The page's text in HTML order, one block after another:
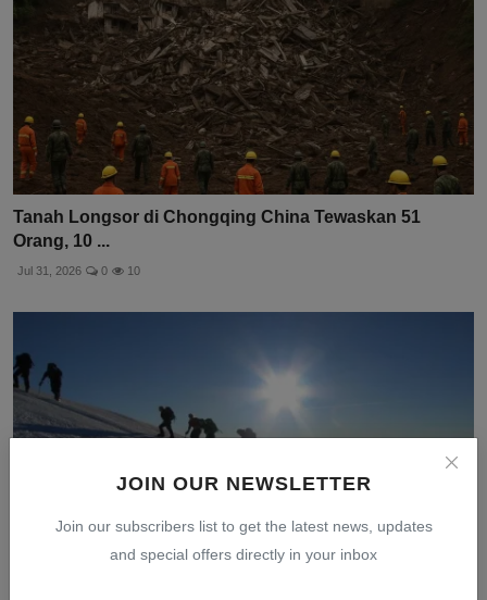
JOIN OUR NEWSLETTER
Join our subscribers list to get the latest news, updates
and special offers directly in your inbox
Tanah Longsor di Chongqing China Tewaskan 51
Orang, 10 ...
Jul 31, 2026 0 10